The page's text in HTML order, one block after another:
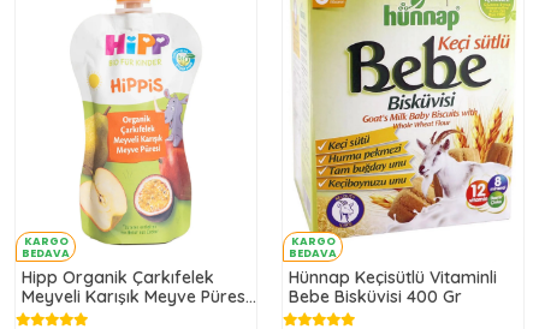
KARGO
BEDAVA
Hipp Organik Çarkıfelek
Meyveli Karışık Meyve Püresi
100 Gr
KARGO
BEDAVA
Hünnap Keçisütlü Vitaminli
Bebe Bisküvisi 400 Gr